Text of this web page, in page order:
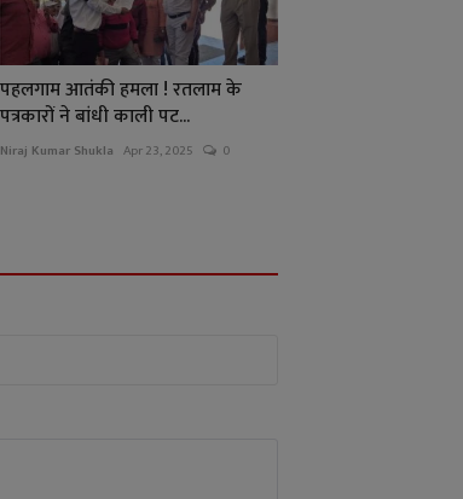
पहलगाम आतंकी हमला ! रतलाम के
पत्रकारों ने बांधी काली पट...
Niraj Kumar Shukla Apr 23, 2025 0